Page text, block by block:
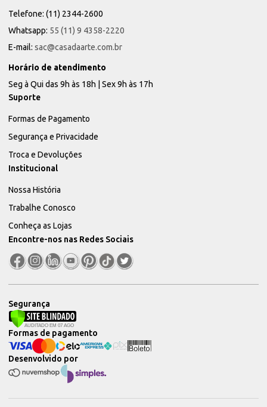
Telefone: (11) 2344-2600
Whatsapp: 55 (11) 9 4358-2220
E-mail: sac@casadaarte.com.br
Horário de atendimento
Seg à Qui das 9h às 18h | Sex 9h às 17h
Suporte
Formas de Pagamento
Segurança e Privacidade
Troca e Devoluções
Institucional
Nossa História
Trabalhe Conosco
Conheça as Lojas
Encontre-nos nas Redes Sociais
Segurança
Desenvolvido por
Formas de pagamento